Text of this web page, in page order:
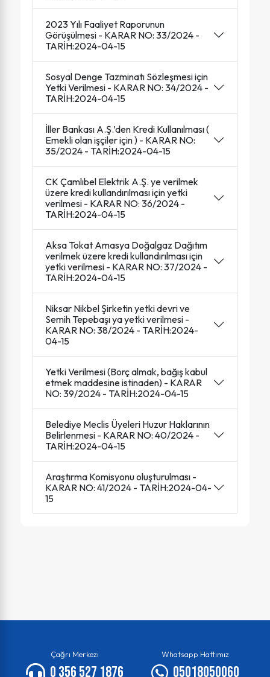
2023 Yılı Faaliyet Raporunun
Görüşülmesi - KARAR NO: 33/2024 -
TARİH:2024-04-15
Sosyal Denge Tazminatı Sözleşmesi için
Yetki Verilmesi - KARAR NO: 34/2024 -
TARİH:2024-04-15
İller Bankası A.Ş.’den Kredi Kullanılması (
Emekli olan işçiler için ) - KARAR NO:
35/2024 - TARİH:2024-04-15
CK Çamlıbel Elektrik A.Ş. ye verilmek
üzere kredi kullandırılması için yetki
verilmesi - KARAR NO: 36/2024 -
TARİH:2024-04-15
Aksa Tokat Amasya Doğalgaz Dağıtım
verilmek üzere kredi kullandırılması için
yetki verilmesi - KARAR NO: 37/2024 -
TARİH:2024-04-15
Niksar Nikbel Şirketin yetki devri ve
Semih Tepebaşı ya yetki verilmesi -
KARAR NO: 38/2024 - TARİH:2024-
04-15
Yetki Verilmesi (Borç almak, bağış kabul
etmek maddesine istinaden) - KARAR
NO: 39/2024 - TARİH:2024-04-15
Belediye Meclis Üyeleri Huzur Haklarının
Belirlenmesi - KARAR NO: 40/2024 -
TARİH:2024-04-15
Araştırma Komisyonu oluşturulması -
KARAR NO: 41/2024 - TARİH:2024-04-
15
Çağrı Merkezi
0 356 527 1876
Whatsapp Hattımız
05018050060